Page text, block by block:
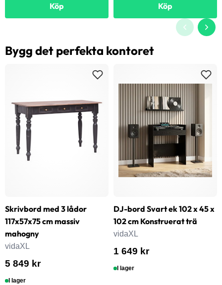
Köp Köp
Bygg det perfekta kontoret
Skrivbord med 3 lådor
117x57x75 cm massiv
mahogny
vidaXL
5 849 kr
I lager
DJ-bord Svart ek 102 x 45 x
102 cm Konstruerat trä
vidaXL
1 649 kr
I lager